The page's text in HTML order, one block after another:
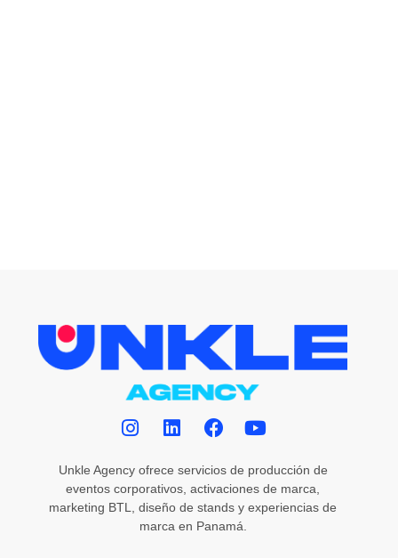
Unkle Agency ofrece servicios de producción de
eventos corporativos, activaciones de marca,
marketing BTL, diseño de stands y experiencias de
marca en Panamá.